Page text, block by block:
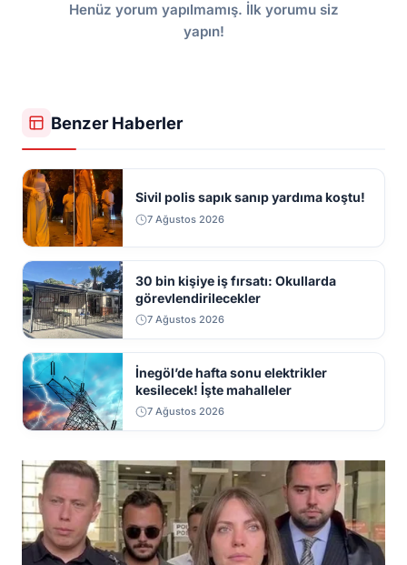
Henüz yorum yapılmamış. İlk yorumu siz
yapın!
Benzer Haberler
Sivil polis sapık sanıp yardıma koştu!
7 Ağustos 2026
30 bin kişiye iş fırsatı: Okullarda
görevlendirilecekler
7 Ağustos 2026
İnegöl’de hafta sonu elektrikler
kesilecek! İşte mahalleler
7 Ağustos 2026